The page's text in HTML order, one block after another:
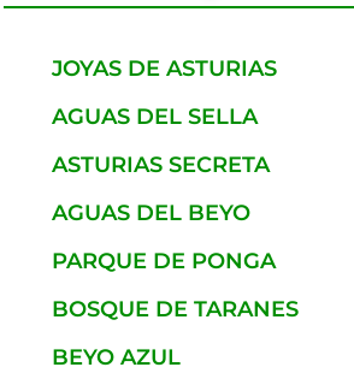
JOYAS DE ASTURIAS
AGUAS DEL SELLA
ASTURIAS SECRETA
AGUAS DEL BEYO
PARQUE DE PONGA
BOSQUE DE TARANES
BEYO AZUL